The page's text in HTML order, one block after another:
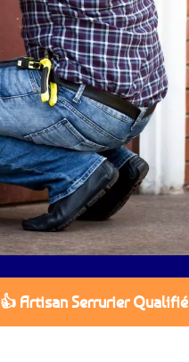
👍 Artisan Serrurier Qualifié